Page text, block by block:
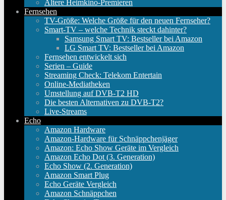
Ältere Heimkino-Premieren
Fernsehen
TV-Größe: Welche Größe für den neuen Fernseher?
Smart-TV – welche Technik steckt dahinter?
Samsung Smart TV: Bestseller bei Amazon
LG Smart TV: Bestseller bei Amazon
Fernsehen entwickelt sich
Serien – Guide
Streaming Check: Telekom Entertain
Online-Mediatheken
Umstellung auf DVB-T2 HD
Die besten Alternativen zu DVB-T2?
Live-Streams
Echo
Amazon Hardware
Amazon-Hardware für Schnäppchenjäger
Amazon: Echo Show Geräte im Vergleich
Amazon Echo Dot (3. Generation)
Echo Show (2. Generation)
Amazon Smart Plug
Echo Geräte Vergleich
Amazon Schnäppchen